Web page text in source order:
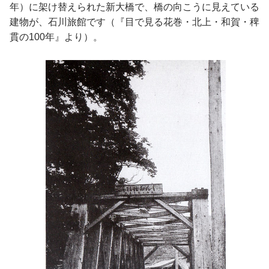
年）に架け替えられた新大橋で、橋の向こうに見えている
建物が、石川旅館です（『目で見る花巻・北上・和賀・稗
貫の100年』より）。